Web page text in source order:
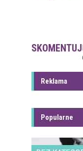
SKOMENTUJ
Reklama
Popularne